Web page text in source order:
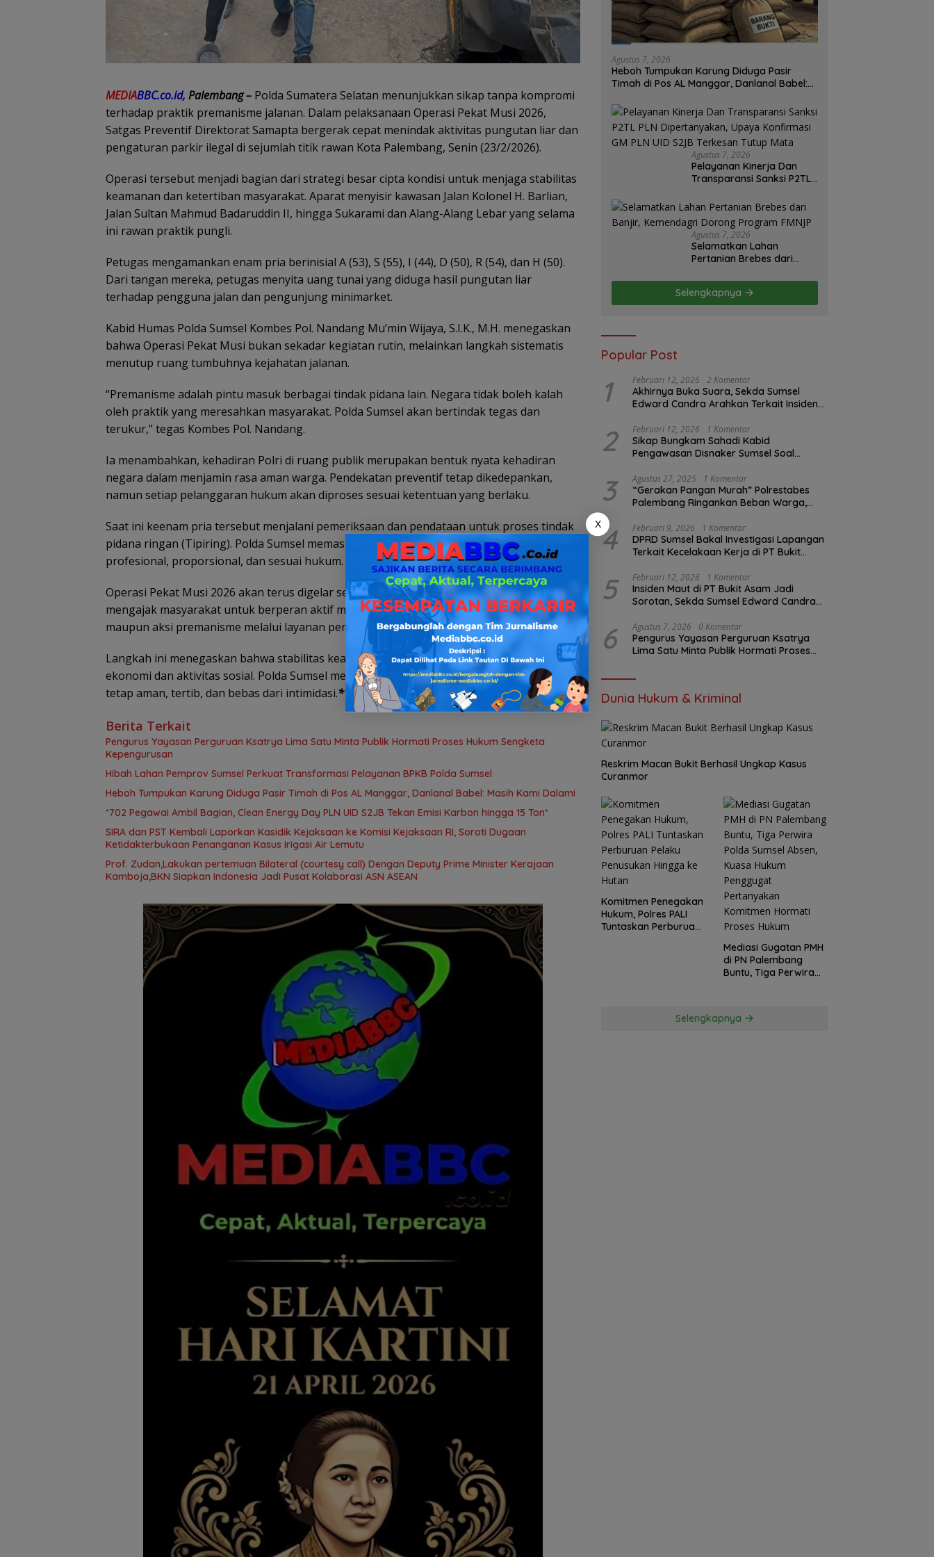
MEDIABBC.co.id, Palembang – Polda Sumatera Selatan menunjukkan sikap tanpa kompromi
terhadap praktik premanisme jalanan. Dalam pelaksanaan Operasi Pekat Musi 2026,
Satgas Preventif Direktorat Samapta bergerak cepat menindak aktivitas pungutan liar dan
pengaturan parkir ilegal di sejumlah titik rawan Kota Palembang, Senin (23/2/2026).
Operasi tersebut menjadi bagian dari strategi besar cipta kondisi untuk menjaga stabilitas
keamanan dan ketertiban masyarakat. Aparat menyisir kawasan Jalan Kolonel H. Barlian,
Jalan Sultan Mahmud Badaruddin II, hingga Sukarami dan Alang-Alang Lebar yang selama
ini rawan praktik pungli.
Petugas mengamankan enam pria berinisial A (53), S (55), I (44), D (50), R (54), dan H (50).
Dari tangan mereka, petugas menyita uang tunai yang diduga hasil pungutan liar
terhadap pengguna jalan dan pengunjung minimarket.
Kabid Humas Polda Sumsel Kombes Pol. Nandang Mu’min Wijaya, S.I.K., M.H. menegaskan
bahwa Operasi Pekat Musi bukan sekadar kegiatan rutin, melainkan langkah sistematis
menutup ruang tumbuhnya kejahatan jalanan.
“Premanisme adalah pintu masuk berbagai tindak pidana lain. Negara tidak boleh kalah
oleh praktik yang meresahkan masyarakat. Polda Sumsel akan bertindak tegas dan
terukur,” tegas Kombes Pol. Nandang.
Ia menambahkan, kehadiran Polri di ruang publik merupakan bentuk nyata kehadiran
negara dalam menjamin rasa aman warga. Pendekatan preventif tetap dikedepankan,
namun setiap pelanggaran hukum akan diproses sesuai ketentuan yang berlaku.
Saat ini keenam pria tersebut menjalani pemeriksaan dan pendataan untuk proses tindak
pidana ringan (Tipiring). Polda Sumsel memastikan penanganan dilakukan secara
profesional, proporsional, dan sesuai hukum.
Operasi Pekat Musi 2026 akan terus digelar secara berkelanjutan. Polda Sumsel juga
mengajak masyarakat untuk berperan aktif melaporkan setiap bentuk pungutan liar
maupun aksi premanisme melalui layanan pengaduan resmi kepolisian.
Langkah ini menegaskan bahwa stabilitas keamanan adalah fondasi utama pertumbuhan
ekonomi dan aktivitas sosial. Polda Sumsel memastikan ruang publik di Sumatera Selatan
tetap aman, tertib, dan bebas dari intimidasi.***(H Rizal).
Berita Terkait
Pengurus Yayasan Perguruan Ksatrya Lima Satu Minta Publik Hormati Proses Hukum Sengketa
Kepengurusan
Hibah Lahan Pemprov Sumsel Perkuat Transformasi Pelayanan BPKB Polda Sumsel
Heboh Tumpukan Karung Diduga Pasir Timah di Pos AL Manggar, Danlanal Babel: Masih Kami Dalami
*702 Pegawai Ambil Bagian, Clean Energy Day PLN UID S2JB Tekan Emisi Karbon hingga 15 Ton*
SIRA dan PST Kembali Laporkan Kasidik Kejaksaan ke Komisi Kejaksaan RI, Soroti Dugaan
Ketidakterbukaan Penanganan Kasus Irigasi Air Lemutu
Prof. Zudan,Lakukan pertemuan Bilateral (courtesy call) Dengan Deputy Prime Minister Kerajaan
Kamboja,BKN Siapkan Indonesia Jadi Pusat Kolaborasi ASN ASEAN
Agustus 7, 2026
Heboh Tumpukan Karung Diduga Pasir
Timah di Pos AL Manggar, Danlanal Babel:
Agustus 7, 2026
Pelayanan Kinerja Dan
Transparansi Sanksi P2TL
Konfirmasi GM PLN UID
S2JB Terkesan Tutup Mata
Agustus 7, 2026
Selamatkan Lahan
Pertanian Brebes dari
Dorong Program FMNJP
Selengkapnya
Popular Post
1 Februari 12, 2026 2 Komentar
Akhirnya Buka Suara, Sekda Sumsel
Edward Candra Arahkan Terkait Insiden
2 Februari 12, 2026 1 Komentar
Sikap Bungkam Sahadi Kabid
Pengawasan Disnaker Sumsel Soal
Pengawasan K3?
3 Agustus 27, 2025 1 Komentar
“Gerakan Pangan Murah” Polrestabes
Palembang Ringankan Beban Warga,
4 Februari 9, 2026 1 Komentar
DPRD Sumsel Bakal Investigasi Lapangan
Terkait Kecelakaan Kerja di PT Bukit
5 Februari 12, 2026 1 Komentar
Insiden Maut di PT Bukit Asam Jadi
Sorotan, Sekda Sumsel Edward Candra
6 Agustus 7, 2026 0 Komentar
Pengurus Yayasan Perguruan Ksatrya
Lima Satu Minta Publik Hormati Proses
Dunia Hukum & Kriminal
Reskrim Macan Bukit Berhasil Ungkap Kasus
Curanmor
Komitmen Penegakan
Hukum, Polres PALI
Tuntaskan Perburuan
Mediasi Gugatan PMH
di PN Palembang
Buntu, Tiga Perwira
Pertanyakan
Selengkapnya
X